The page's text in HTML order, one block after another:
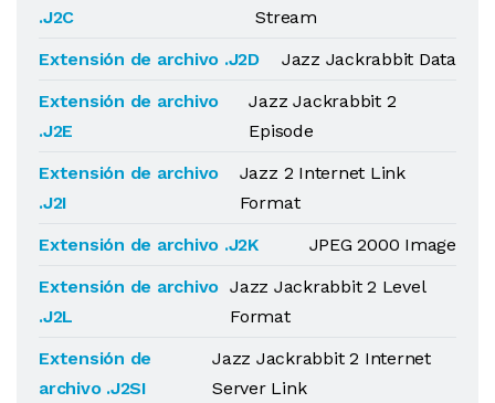
.J2C
Stream
Extensión de archivo .J2D
Jazz Jackrabbit Data
Extensión de archivo
.J2E
Jazz Jackrabbit 2
Episode
Extensión de archivo
.J2I
Jazz 2 Internet Link
Format
Extensión de archivo .J2K
JPEG 2000 Image
Extensión de archivo
.J2L
Jazz Jackrabbit 2 Level
Format
Extensión de
archivo .J2SI
Jazz Jackrabbit 2 Internet
Server Link